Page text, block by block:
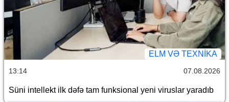
ELM VƏ TEXNIKA
13:14 07.08.2026
Süni intellekt ilk dəfə tam funksional yeni viruslar yaradıb